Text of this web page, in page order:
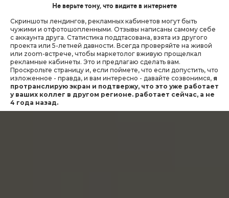
Не верьте тому, что видите в интернете
Скриншоты лендингов, рекламных кабинетов могут быть
чужими и отфотошопленными. Отзывы написаны самому себе
с аккаунта друга. Статистика поддтасована, взята из другого
проекта или 5-летней давности. Всегда проверяйте на живой
или zoom-встрече, чтобы маркетолог вживую прощелкал
рекламные кабинеты. Это и предлагаю сделать вам.
Проскрольте страницу и, если поймете, что если допустить, что
изложенное - правда, и вам интересно - давайте созвонимся, я
протранслирую экран и подтвержу, что это уже работает
у ваших коллег в другом регионе. работает сейчас, а не
4 года назад.